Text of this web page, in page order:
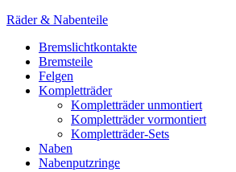
Räder & Nabenteile
Bremslichtkontakte
Bremsteile
Felgen
Kompletträder
Kompletträder unmontiert
Kompletträder vormontiert
Kompletträder-Sets
Naben
Nabenputzringe